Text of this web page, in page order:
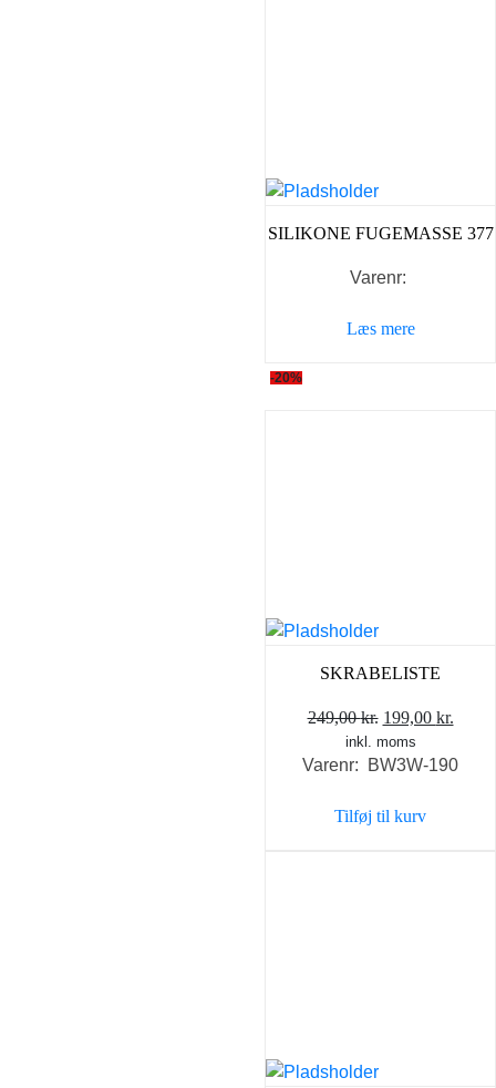
SILIKONE FUGEMASSE 377
Varenr:
Læs mere
-20%
SKRABELISTE
249,00kr. Den
oprindelige
pris
249,00 kr..
199,00 kr.
pris
inkl. moms
Varenr: BW3W-190
Tilføj til kurv